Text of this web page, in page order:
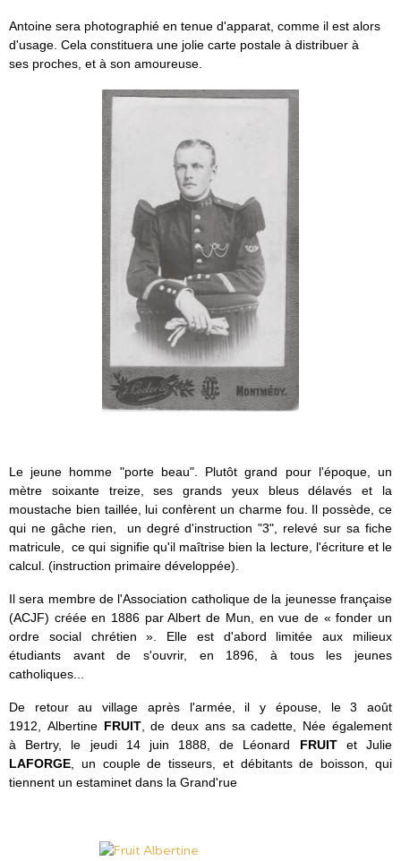
Antoine sera photographié en tenue d'apparat, comme il est alors
d'usage. Cela constituera une jolie carte postale à distribuer à
ses proches, et à son amoureuse.
Le jeune homme "porte beau". Plutôt grand pour l'époque, un
mètre soixante treize,ses grands yeux bleus délavés et la
moustache bien taillée, lui confèrent un charme fou. Il possède, ce
qui ne gâche rien, un degré d'instruction "3", relevé sur sa fiche
matricule, ce qui signifie qu'il maîtrise bien la lecture, l'écriture et le
calcul. (instruction primaire développée).
Il sera membre de l'Association catholique de la jeunesse française
(ACJF) créée en 1886 par Albert de Mun, en vue de « fonder un
ordre social chrétien ». Elle est d'abord limitée aux milieux
étudiants avant de s'ouvrir, en 1896, à tous les jeunes
catholiques...
De retour au village après l'armée, il y épouse, le 3 août
1912, Albertine FRUIT, de deux ans sa cadette, Née également
à Bertry, le jeudi 14 juin 1888, de Léonard FRUITet Julie
LAFORGE , un couple de tisseurs, et débitants de boisson, qui
tiennent un estaminet dans la Grand'rue